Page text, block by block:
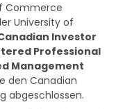
Commerce
University of
Investor
Professional
Management
den Canadian
abgeschlossen.